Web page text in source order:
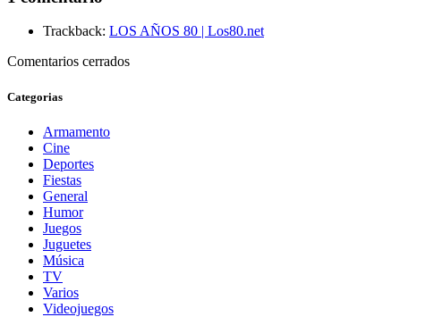
Trackback: LOS AÑOS 80 | Los80.net
Comentarios cerrados
Categorias
Armamento
Cine
Deportes
Fiestas
General
Humor
Juegos
Juguetes
Música
TV
Varios
Videojuegos